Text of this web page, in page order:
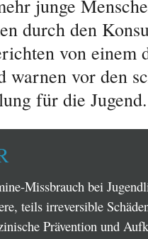
junge
durch den
von einem
warnen vor den
für die Jugend.
Missbrauch bei
teils irreversible
Prävention und